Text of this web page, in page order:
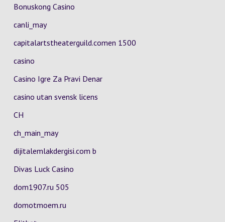
Bonuskong Casino
canli_may
capitalartstheaterguild.comen 1500
casino
Casino Igre Za Pravi Denar
casino utan svensk licens
CH
ch_main_may
dijitalemlakdergisi.com b
Divas Luck Casino
dom1907.ru 505
domotmoem.ru